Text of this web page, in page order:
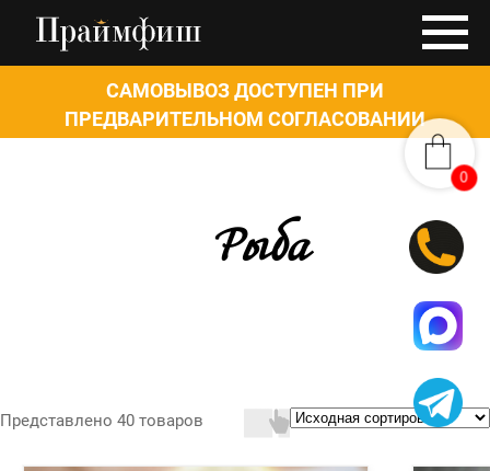
САМОВЫВОЗ ДОСТУПЕН ПРИ
ПРЕДВАРИТЕЛЬНОМ СОГЛАСОВАНИИ
Рыба
Представлено 40 товаров
0